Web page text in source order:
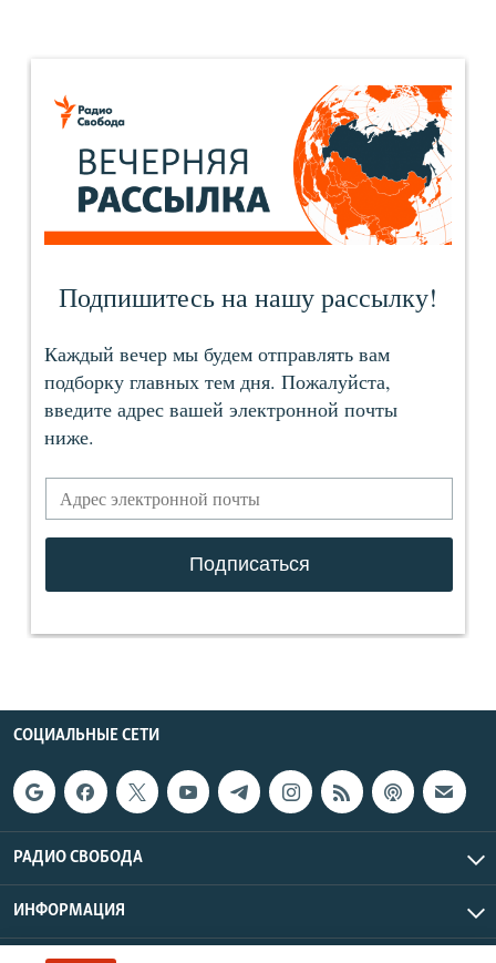
СОЦИАЛЬНЫЕ СЕТИ
РАДИО СВОБОДА
ИНФОРМАЦИЯ